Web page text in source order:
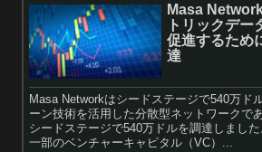
Masa
トリックデー
促進するため
達
Masa Networkはシードステージで540万ド
ーン技術を活用した分散型ネットワークで
シードステージで540万ドルを調達しました
一部のベンチャーキャピタル（VC）...